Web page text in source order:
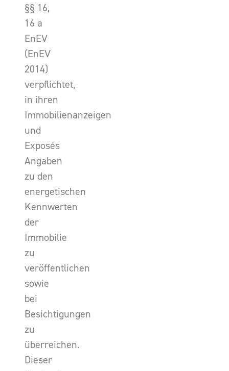
§§ 16,
16 a
EnEV
(EnEV
2014)
verpflichtet,
in ihren
Immobilienanzeigen
und
Exposés
Angaben
zu den
energetischen
Kennwerten
der
Immobilie
zu
veröffentlichen
sowie
bei
Besichtigungen
zu
überreichen.
Dieser